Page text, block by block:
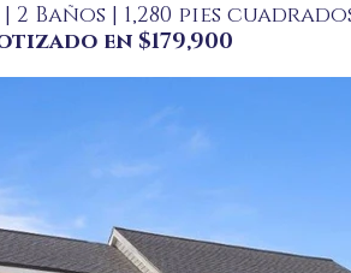
Baños | 1,280 pies
en $179,900